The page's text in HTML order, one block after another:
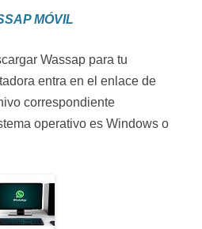
MÓVIL
Wassap para tu
entra en el enlace de
correspondiente
operativo es Windows o